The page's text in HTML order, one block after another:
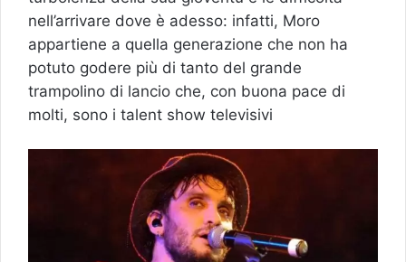
nell’arrivare dove è adesso: infatti, Moro
appartiene a quella generazione che non ha
potuto godere più di tanto del grande
trampolino di lancio che, con buona pace di
molti, sono i talent show televisivi